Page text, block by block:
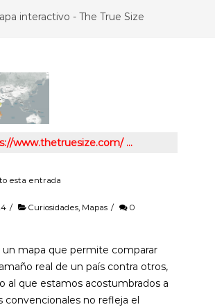
interactivo - The True Size
www.thetruesize.com/ …
esta entrada
/ Curiosidades, Mapas /
0
un mapa que permite comparar
real de un país contra otros,
al que estamos acostumbrados a
convencionales no refleja el